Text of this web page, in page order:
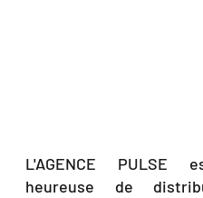
L'AGENCE PULSE
heureuse de